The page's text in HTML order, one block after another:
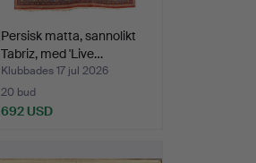
Persisk matta, sannolikt
Tabriz, med 'Live…
Klubbades 17 jul 2026
20 bud
692 USD